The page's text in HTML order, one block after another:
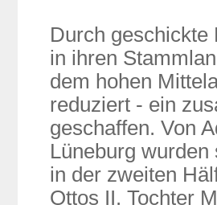
Durch geschickte
in ihren
dem hohen
reduziert - ein
geschaffen. Von
Lüneburg
in der zweiten
Ottos II. Tochter